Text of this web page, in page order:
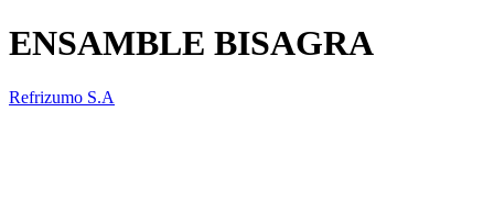
ENSAMBLE BISAGRA
Refrizumo S.A